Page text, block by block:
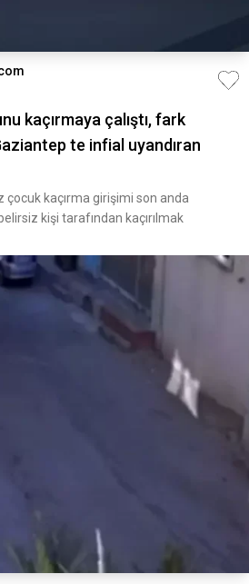
kaçırmaya çalıştı, fark
te infial uyandıran
kaçırma girişimi son anda
kişi tarafından kaçırılmak